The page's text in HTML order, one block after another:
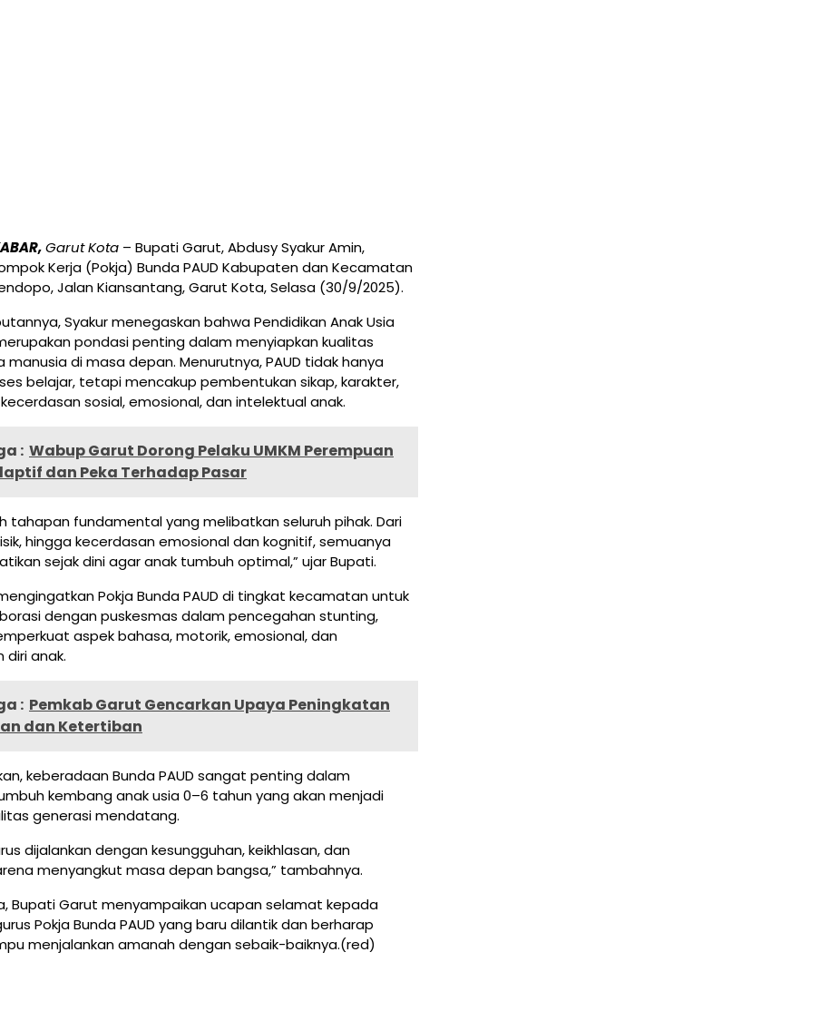
Garut Kota – Bupati Garut, Abdusy Syakur Amin,
Kerja (Pokja) Bunda PAUD Kabupaten dan Kecamatan
Jalan Kiansantang, Garut Kota, Selasa (30/9/2025).
Syakur menegaskan bahwa Pendidikan Anak Usia
pondasi penting dalam menyiapkan kualitas
manusia di masa depan. Menurutnya, PAUD tidak hanya
belajar, tetapi mencakup pembentukan sikap, karakter,
sosial, emosional, dan intelektual anak.
: Wabup Garut Dorong Pelaku UMKM Perempuan
dan Peka Terhadap Pasar
tahapan fundamental yang melibatkan seluruh pihak. Dari
hingga kecerdasan emosional dan kognitif, semuanya
sejak dini agar anak tumbuh optimal,” ujar Bupati.
Pokja Bunda PAUD di tingkat kecamatan untuk
dengan puskesmas dalam pencegahan stunting,
aspek bahasa, motorik, emosional, dan
diri anak.
: Pemkab Garut Gencarkan Upaya Peningkatan
dan Ketertiban
keberadaan Bunda PAUD sangat penting dalam
kembang anak usia 0–6 tahun yang akan menjadi
generasi mendatang.
dijalankan dengan kesungguhan, keikhlasan, dan
menyangkut masa depan bangsa,” tambahnya.
Bupati Garut menyampaikan ucapan selamat kepada
Pokja Bunda PAUD yang baru dilantik dan berharap
menjalankan amanah dengan sebaik-baiknya.(red)